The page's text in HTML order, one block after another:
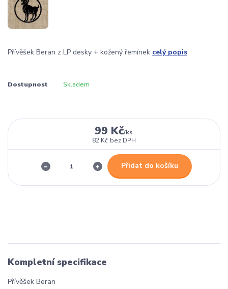
Přívěšek Beran z LP desky + kožený řemínek celý popis
Dostupnost Skladem
99 Kč/ks
82 Kč bez DPH
Přidat do košíku
Kompletní specifikace
Přívěšek Beran